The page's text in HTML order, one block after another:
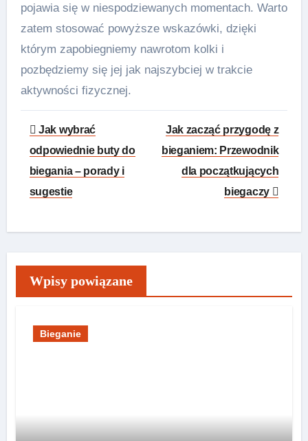
pojawia się w niespodziewanych momentach. Warto
zatem stosować powyższe wskazówki, dzięki
którym zapobiegniemy nawrotom kolki i
pozbędziemy się jej jak najszybciej w trakcie
aktywności fizycznej.
Nawigacja
wpisu
Jak wybrać
odpowiednie buty do
biegania – porady i
sugestie
Jak zacząć przygodę z
bieganiem: Przewodnik
dla początkujących
biegaczy
Wpisy powiązane
Bieganie